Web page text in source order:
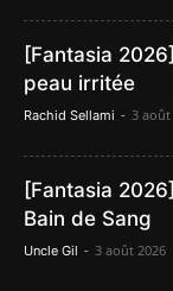
[Fantasia
peau irritée
Rachid Sellami - 3 août
[Fantasia
Bain de Sang
Uncle Gil - 3 août 2026